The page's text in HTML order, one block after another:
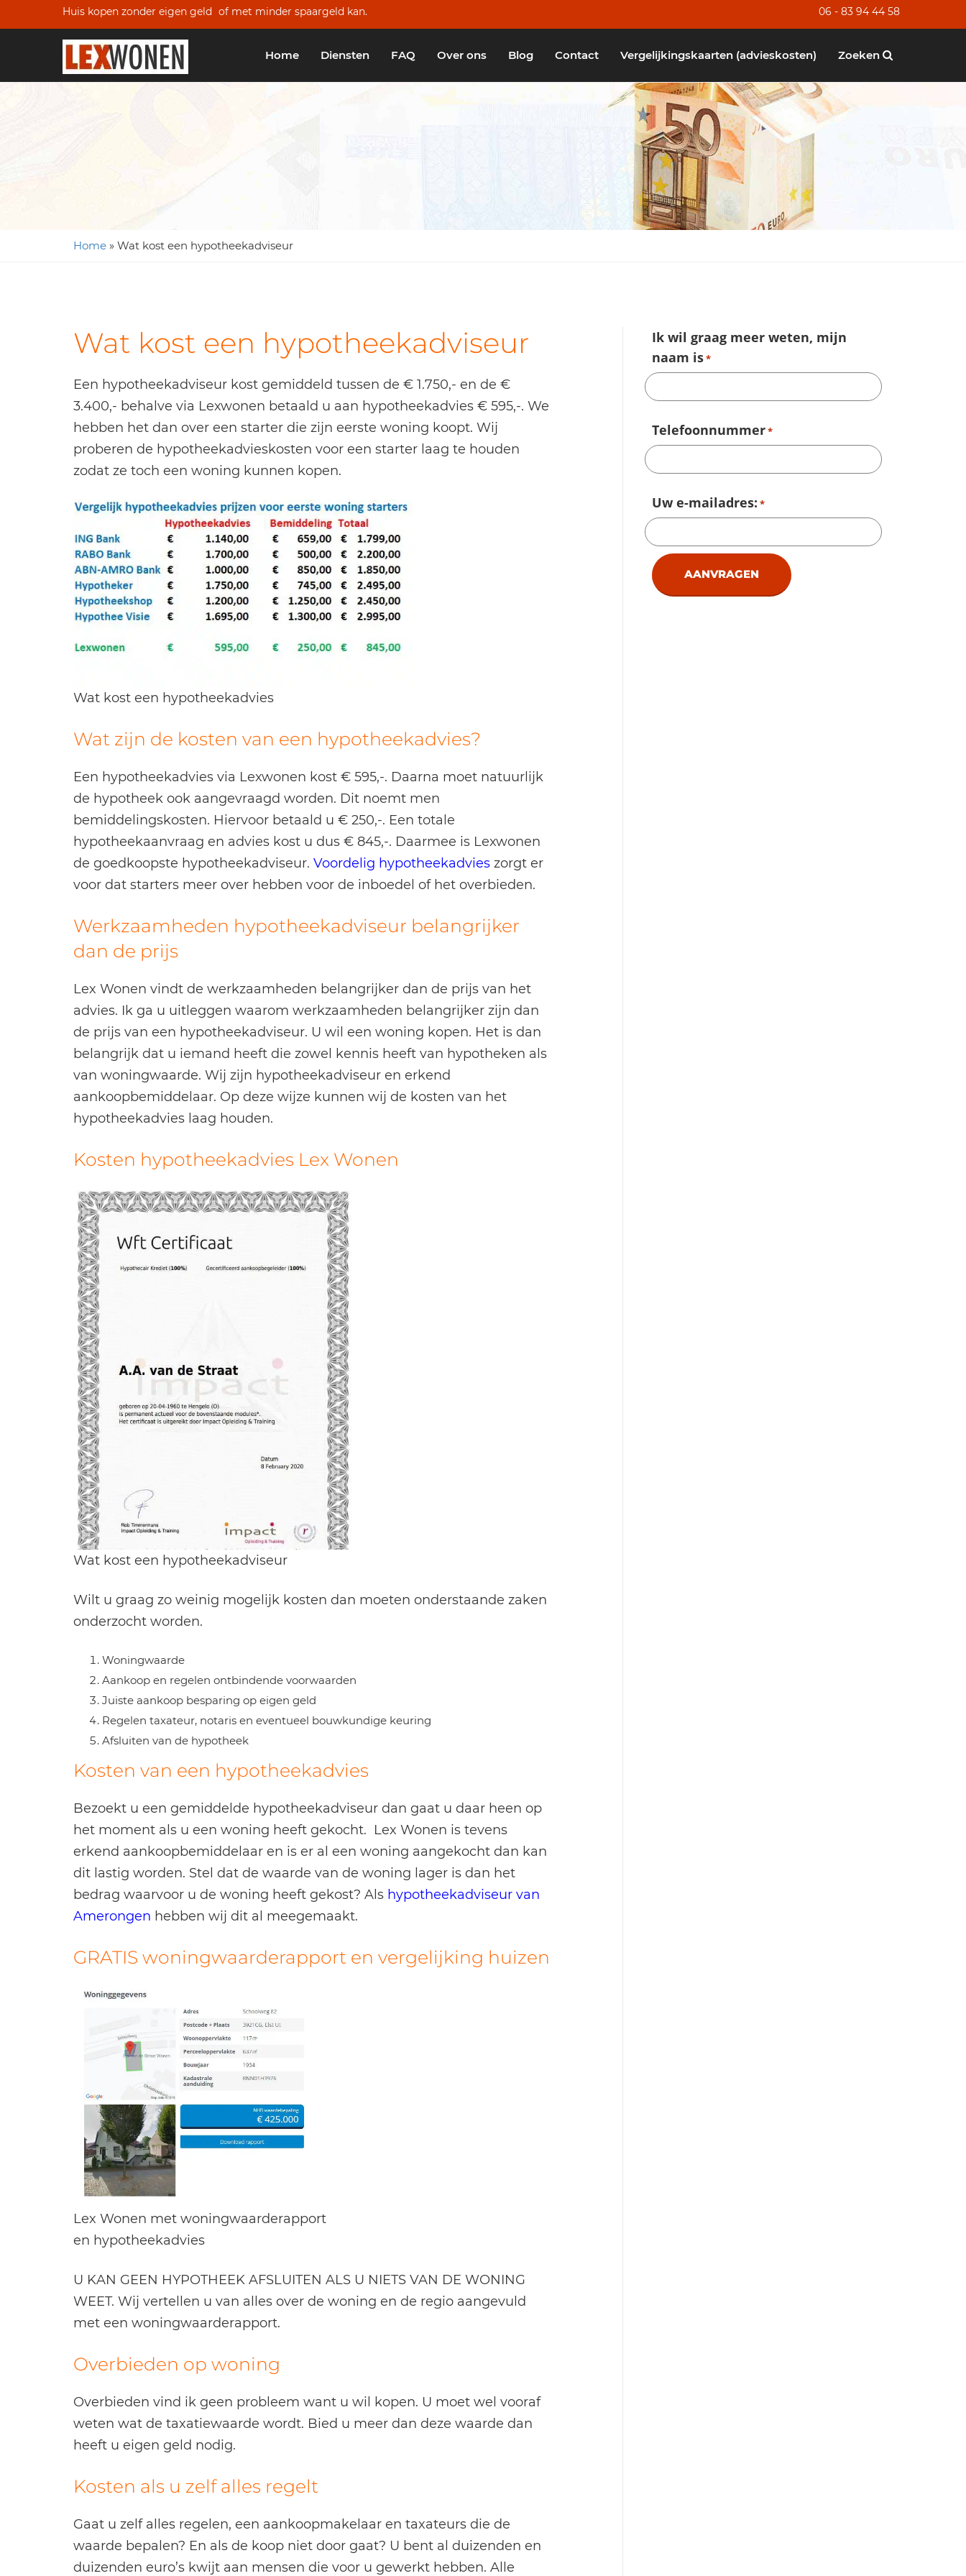
Huis kopen zonder eigen geld of met minder spaargeld kan. 06 - 83 94 44 58
Home Diensten FAQ Over ons Blog Contact Vergelijkingskaarten (advieskosten) Zoeken
Home » Wat kost een hypotheekadviseur
Wat kost een hypotheekadviseur
Een hypotheekadviseur kost gemiddeld tussen de € 1.750,- en de €
3.400,- behalve via Lexwonen betaald u aan hypotheekadvies € 595,-. We
hebben het dan over een starter die zijn eerste woning koopt. Wij
proberen de hypotheekadvieskosten voor een starter laag te houden
zodat ze toch een woning kunnen kopen.
Wat kost een hypotheekadvies
Wat zijn de kosten van een hypotheekadvies?
Een hypotheekadvies via Lexwonen kost € 595,-. Daarna moet natuurlijk
de hypotheek ook aangevraagd worden. Dit noemt men
bemiddelingskosten. Hiervoor betaald u € 250,-. Een totale
hypotheekaanvraag en advies kost u dus € 845,-. Daarmee is Lexwonen
de goedkoopste hypotheekadviseur. Voordelig hypotheekadvies zorgt er
voor dat starters meer over hebben voor de inboedel of het overbieden.
Werkzaamheden hypotheekadviseur belangrijker
dan de prijs
Lex Wonen vindt de werkzaamheden belangrijker dan de prijs van het
advies. Ik ga u uitleggen waarom werkzaamheden belangrijker zijn dan
de prijs van een hypotheekadviseur. U wil een woning kopen. Het is dan
belangrijk dat u iemand heeft die zowel kennis heeft van hypotheken als
van woningwaarde. Wij zijn hypotheekadviseur en erkend
aankoopbemiddelaar. Op deze wijze kunnen wij de kosten van het
hypotheekadvies laag houden.
Kosten hypotheekadvies Lex Wonen
Wat kost een hypotheekadviseur
Wilt u graag zo weinig mogelijk kosten dan moeten onderstaande zaken
onderzocht worden.
Woningwaarde
Aankoop en regelen ontbindende voorwaarden
Juiste aankoop besparing op eigen geld
Regelen taxateur, notaris en eventueel bouwkundige keuring
Afsluiten van de hypotheek
Kosten van een hypotheekadvies
Bezoekt u een gemiddelde hypotheekadviseur dan gaat u daar heen op
het moment als u een woning heeft gekocht. Lex Wonen is tevens
erkend aankoopbemiddelaar en is er al een woning aangekocht dan kan
dit lastig worden. Stel dat de waarde van de woning lager is dan het
bedrag waarvoor u de woning heeft gekost? Als hypotheekadviseur van
Amerongen hebben wij dit al meegemaakt.
GRATIS woningwaarderapport en vergelijking huizen
Lex Wonen met woningwaarderapport
en hypotheekadvies
U KAN GEEN HYPOTHEEK AFSLUITEN ALS U NIETS VAN DE WONING
WEET. Wij vertellen u van alles over de woning en de regio aangevuld
met een woningwaarderapport.
Overbieden op woning
Overbieden vind ik geen probleem want u wil kopen. U moet wel vooraf
weten wat de taxatiewaarde wordt. Bied u meer dan deze waarde dan
heeft u eigen geld nodig.
Kosten als u zelf alles regelt
Gaat u zelf alles regelen, een aankoopmakelaar en taxateurs die de
waarde bepalen? En als de koop niet door gaat? U bent al duizenden en
duizenden euro’s kwijt aan mensen die voor u gewerkt hebben. Alle
Ik wil graag meer weten, mijn
naam is*
Telefoonnummer*
Uw e-mailadres: *